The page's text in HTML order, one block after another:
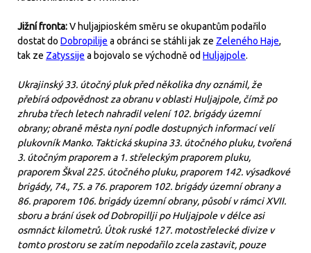
Jižní fronta:V huljajpioském směru se okupantům podařilo
dostat do Dobropilije a obránci se stáhli jak ze Zeleného Haje,
tak ze Zatyssije a bojovalo se východně od Huljajpole.
Ukrajinský 33. útočný pluk před několika dny oznámil, že
přebírá odpovědnost za obranu v oblasti Huljajpole, čímž po
zhruba třech letech nahradil velení 102. brigády územní
obrany; obraně města nyní podle dostupných informací velí
plukovník Manko. Taktická skupina 33. útočného pluku, tvořená
3. útočným praporem a 1. střeleckým praporem pluku,
praporem Škval 225. útočného pluku, praporem 142. výsadkové
brigády, 74., 75. a 76. praporem 102. brigády územní obrany a
86. praporem 106. brigády územní obrany, působí v rámci XVII.
sboru a brání úsek od Dobropillji po Huljajpole v délce asi
osmnáct kilometrů. Útok ruské 127. motostřelecké divize v
tomto prostoru se zatím nepodařilo zcela zastavit, pouze